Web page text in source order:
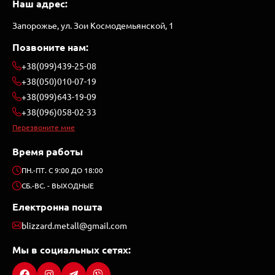
кровельных материалов и других изделий.
Лист нержавеющий
Лист, который изготавливают из специальных марок стали,
содержащих хром, никель и другие легирующие элементы,
которые придают стали высокую стойкость к коррозии,
температурным и химическим воздействиям. Лист
нержавеющий имеет гладкую и блестящую поверхность, а
также хорошую пластичность и свариваемость. Лист
нефтехимической, медицинской и других отраслях, где
требуется гигиеничность и долговечность материала.
Лист оцинкованный
горячего или холодного цинкования. Цинк образует на
ржавление и окисление стали. Лист оцинкованный имеет
серебристый цвет и матовый блеск, а также легко поддается
Наш адрес:
Запорожье, ул. Зои Космодемьянской, 1
Позвоните нам:
+38(099)439-25-08
+38(050)010-07-19
+38(099)643-19-09
+38(096)058-02-33
Перезвоните мне
Время работы
ПН.-ПТ. С 9:00 ДО 18:00
СБ.-ВС. - ВЫХОДНЫЕ
Електронна пошта
blizzard.metall@gmail.com
Мы в социальных сетях: